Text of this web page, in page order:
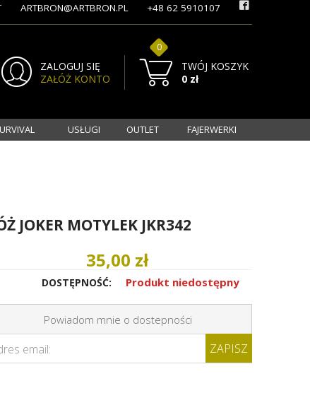
ZALOGUJ SIĘ
ZAŁÓŻ KONTO
TWÓJ KOSZYK
0
0 zł
ARTBRON@ARTBRON.PL +48 62 5910107
USŁUGI OUTLET FAJERWERKI
JOKER MOTYLEK JKR342
35,00 zł
DOSTĘPNOŚĆ: Produkt niedostępny
Powiadom mnie o dostepności
email: ZAPISZ